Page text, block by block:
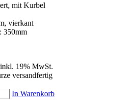
mit Kurbel
vierkant
350mm
inkl. 19% MwSt.
versandfertig
In Warenkorb